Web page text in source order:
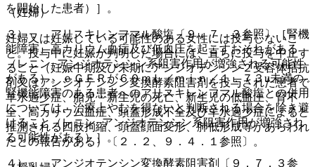
（妊婦）
妊婦又は妊娠している可能性のある女性には投与しないこ
と。投与中に妊娠が判明した場合には、直ちに投与を中止す
ること（妊娠中期及び末期にアンジオテンシン２受容体拮抗
剤又はアンジオテンシン変換酵素阻害剤を投与された患者で
羊水過少症、胎児・新生児の死亡、新生児の低血圧、腎不
全、高カリウム血症、頭蓋形成不全及び羊水過少症によると
推測される四肢拘縮、頭蓋顔面変形、肺低形成等があらわれ
たとの報告がある）〔２．２、９．４．１参照〕。
を開始した患者）］。
３）． アリスキレンフマル酸塩〔９．７．３参照〕［腎機
能障害、高カリウム血症及び低血圧を起こすおそれがある
（レニン−アンジオテンシン系阻害作用が増強される可能性
がある）。ｅＧＦＲが６０ｍＬ／ｍｉｎ／１．７３u未満の
腎機能障害のある患者へのアリスキレンフマル酸塩との併用
については、治療上やむを得ないと判断される場合を除き避
けること（レニン−アンジオテンシン系阻害作用が増強され
る可能性がある）］。
４）． アンジオテンシン変換酵素阻害剤〔９．７．３参